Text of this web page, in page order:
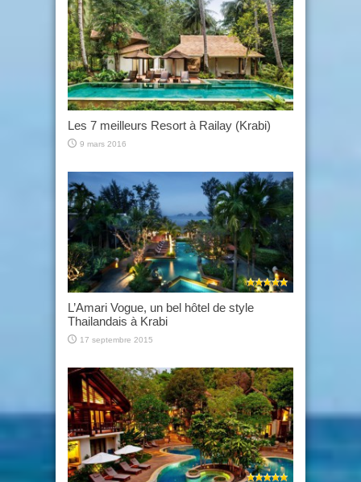
Les 7 meilleurs Resort à Railay (Krabi)
9 mars 2016
L’Amari Vogue, un bel hôtel de style
Thailandais à Krabi
17 septembre 2015